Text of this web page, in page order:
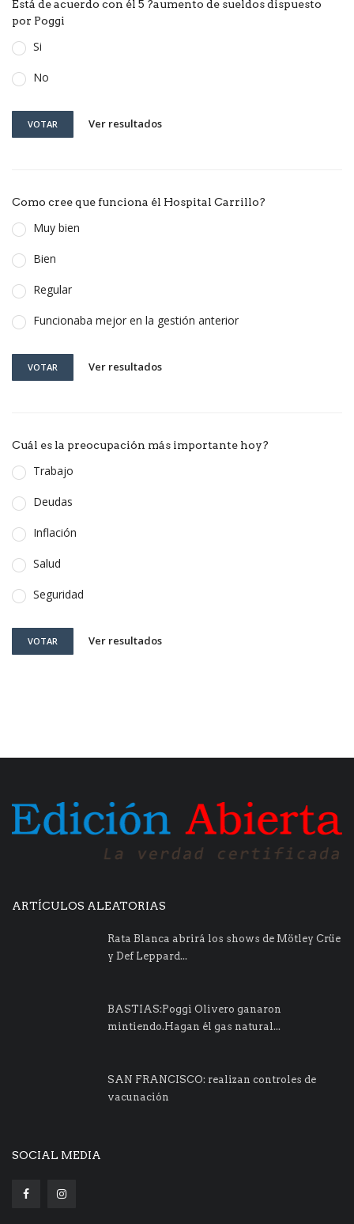
Está de acuerdo con él 5 ?aumento de sueldos dispuesto
por Poggi
Si
No
VOTAR Ver resultados
Como cree que funciona él Hospital Carrillo?
Muy bien
Bien
Regular
Funcionaba mejor en la gestión anterior
VOTAR Ver resultados
Cuál es la preocupación más importante hoy?
Trabajo
Deudas
Inflación
Salud
Seguridad
VOTAR Ver resultados
ARTÍCULOS ALEATORIAS
Rata Blanca abrirá los shows de Mötley Crüe
y Def Leppard...
BASTIAS:Poggi Olivero ganaron
mintiendo.Hagan él gas natural...
SAN FRANCISCO: realizan controles de
vacunación
SOCIAL MEDIA